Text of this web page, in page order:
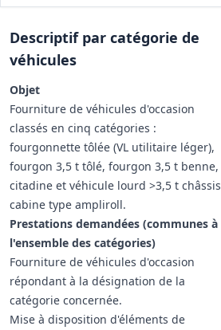
Descriptif par catégorie de
véhicules
Objet
Fourniture de véhicules d'occasion
classés en cinq catégories :
fourgonnette tôlée (VL utilitaire léger),
fourgon 3,5 t tôlé, fourgon 3,5 t benne,
citadine et véhicule lourd >3,5 t châssis
cabine type ampliroll.
Prestations demandées (communes à
l'ensemble des catégories)
Fourniture de véhicules d'occasion
répondant à la désignation de la
catégorie concernée.
Mise à disposition d'éléments de